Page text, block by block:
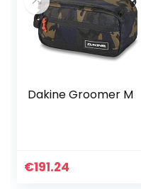
Dakine Groomer M
€191.24